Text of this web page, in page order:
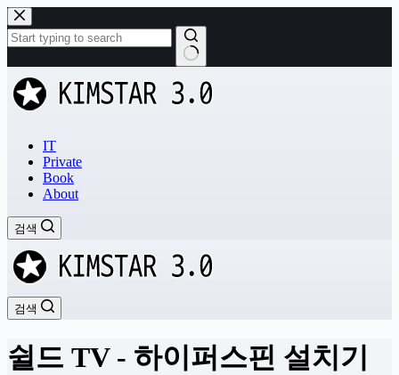
본
문
으
로
건
너
과
없
IT
Private
Book
About
검색
검색
쉴드 TV - 하이퍼스핀 설치기